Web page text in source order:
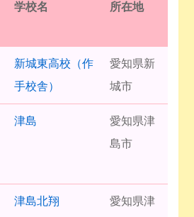
学校名 所在地
新城東高校（作
手校舎）
愛知県新
城市
津島
愛知県津
島市
津島北翔
愛知県津